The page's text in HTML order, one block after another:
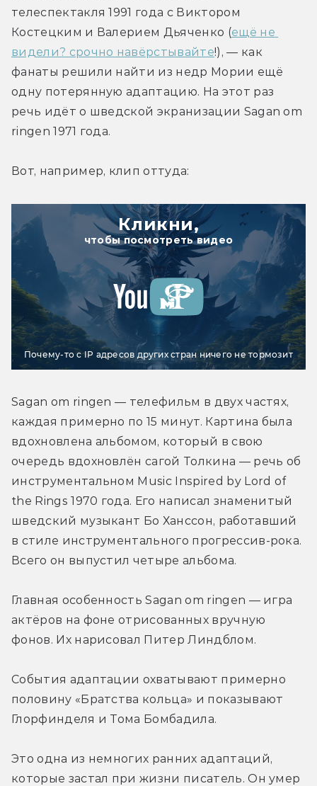
телеспектакля 1991 года с Виктором
Костецким и Валерием Дьяченко (ещё не
видели? срочно навёрстывайте!), — как
фанаты решили найти из недр Мории ещё
одну потерянную адаптацию. На этот раз
речь идёт о шведской экранизации Sagan om
ringen 1971 года.
Вот, например, клип оттуда:
Кликни,
чтобы посмотреть видео
Почему-то с IP адресов других стран ничего не тормозит
Sagan om ringen — телефильм в двух частях,
каждая примерно по 15 минут. Картина была
вдохновлена альбомом, который в свою
очередь вдохновлён сагой Толкина — речь об
инструментальном Music Inspired by Lord of
the Rings 1970 года. Его написал знаменитый
шведский музыкант Бо Ханссон, работавший
в стиле инструментального прогрессив-рока.
Всего он выпустил четыре альбома.
Главная особенность Sagan om ringen — игра
актёров на фоне отрисованных вручную
фонов. Их нарисовал Питер Линдблом.
События адаптации охватывают примерно
половину «Братства кольца» и показывают
Глорфинделя и Тома Бомбадила.
Это одна из немногих ранних адаптаций,
которые застал при жизни писатель. Он умер